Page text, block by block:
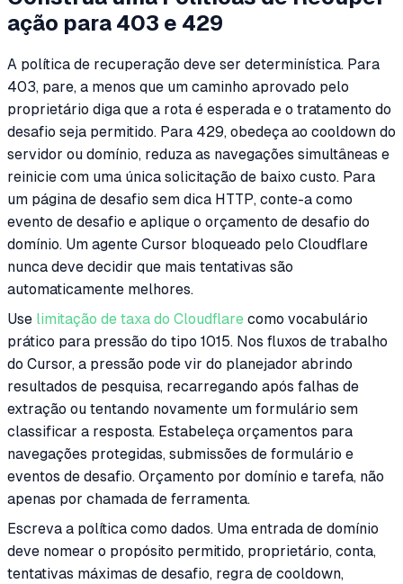
ação para 403 e 429
A política de recuperação deve ser determinística. Para
403, pare, a menos que um caminho aprovado pelo
proprietário diga que a rota é esperada e o tratamento do
desafio seja permitido. Para 429, obedeça ao cooldown do
servidor ou domínio, reduza as navegações simultâneas e
reinicie com uma única solicitação de baixo custo. Para
um página de desafio sem dica HTTP, conte-a como
evento de desafio e aplique o orçamento de desafio do
domínio. Um agente Cursor bloqueado pelo Cloudflare
nunca deve decidir que mais tentativas são
automaticamente melhores.
Use limitação de taxa do Cloudflare como vocabulário
prático para pressão do tipo 1015. Nos fluxos de trabalho
do Cursor, a pressão pode vir do planejador abrindo
resultados de pesquisa, recarregando após falhas de
extração ou tentando novamente um formulário sem
classificar a resposta. Estabeleça orçamentos para
navegações protegidas, submissões de formulário e
eventos de desafio. Orçamento por domínio e tarefa, não
apenas por chamada de ferramenta.
Escreva a política como dados. Uma entrada de domínio
deve nomear o propósito permitido, proprietário, conta,
tentativas máximas de desafio, regra de cooldown,